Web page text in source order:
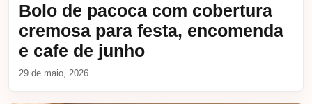
Bolo de pacoca com cobertura
cremosa para festa, encomenda
e cafe de junho
29 de maio, 2026